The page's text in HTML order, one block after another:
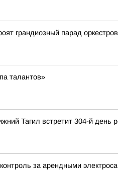
грандиозный парад
талантов»
Тагил встретит 304-й день
за арендными